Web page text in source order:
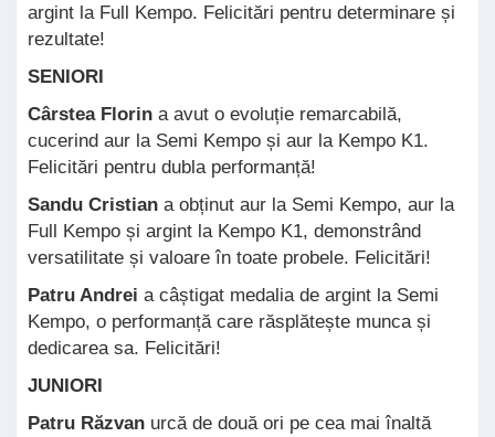
argint la Full Kempo. Felicitări pentru determinare și
rezultate!
SENIORI
Cârstea Florin a avut o evoluție remarcabilă,
cucerind aur la Semi Kempo și aur la Kempo K1.
Felicitări pentru dubla performanță!
Sandu Cristian a obținut aur la Semi Kempo, aur la
Full Kempo și argint la Kempo K1, demonstrând
versatilitate și valoare în toate probele. Felicitări!
Patru Andrei a câștigat medalia de argint la Semi
Kempo, o performanță care răsplătește munca și
dedicarea sa. Felicitări!
JUNIORI
Patru Răzvan urcă de două ori pe cea mai înaltă